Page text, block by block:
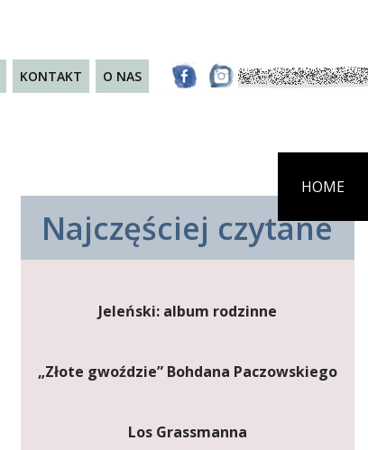
KONTAKT O NAS
HOME
Najczęściej czytane
Jeleński: album rodzinne
„Złote gwoździe” Bohdana Paczowskiego
Los Grassmanna